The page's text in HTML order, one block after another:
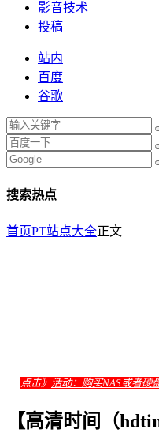
影音技术
投稿
站内
百度
谷歌
搜索热点
首页PT站点大全正文
点击》 活动：购买NAS或者硬
【高清时间（